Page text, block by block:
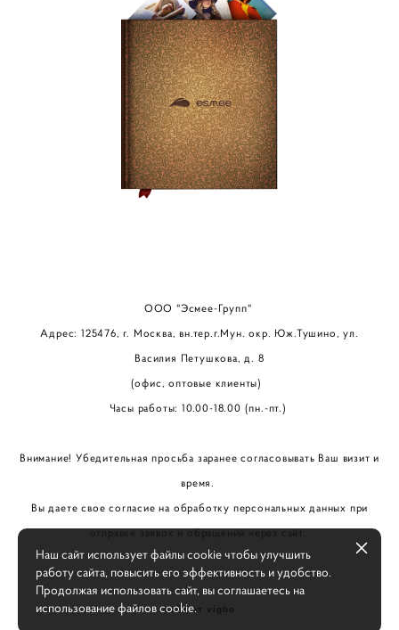
ООО "Эсмее-Групп"
Адрес: 125476, г. Москва, вн.тер.г.Мун. окр. Юж.Тушино, ул.
Василия Петушкова, д. 8
(офис, оптовые клиенты)
Часы работы: 10.00-18.00 (пн.-пт.)
Внимание! Убедительная просьба заранее согласовывать Ваш визит и
время.
Вы даете свое согласие на обработку персональных данных при
отправке заявок и обращений через сайт.
сайт от vigbo
Наш сайт использует файлы cookie чтобы улучшить
работу сайта, повысить его эффективность и удобство.
Продолжая использовать сайт, вы соглашаетесь на
использование файлов cookie.